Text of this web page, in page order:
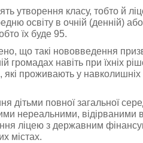
утворення класу, тобто й
освіту в очній (денній)
їх буде 95.
що такі нововведення
громадах навіть при їхніх
які проживають у
дітьми повної загальної
нереальними, відірваними
ліцею з державним
містах.